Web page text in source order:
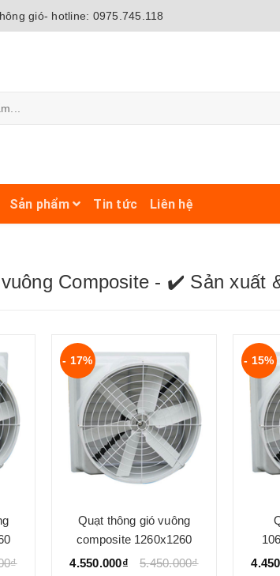
gió- hotline: 0975.745.118
Sản phẩm Tin tức Liên hệ
Composite - ✔️ Sản xuất
- 17%
Quạt thông gió vuông
composite 1260x1260
4.550.000₫
5.450.000₫
- 15%